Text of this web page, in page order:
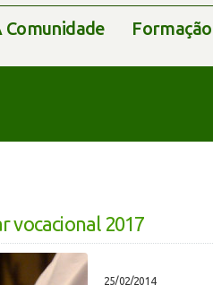
Comunidade Formação
vocacional 2017
25/02/2014